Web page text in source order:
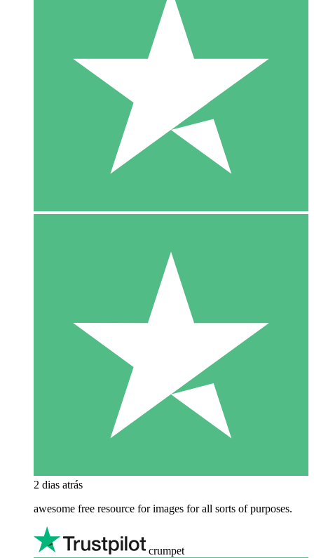
2 dias atrás
awesome free resource for images for all sorts of purposes.
crumpet